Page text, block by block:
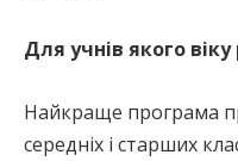
Для учнів якого
Найкраще програма
середніх і старших